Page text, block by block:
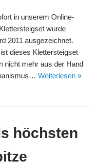
in unserem Online-
wurde
2011 ausgezeichnet.
dieses Klettersteigset
nicht mehr aus der Hand
Weiterlesen »
höchsten